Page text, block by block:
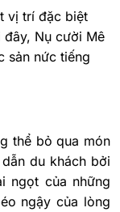
vị trí đặc biệt
Nụ cười Mê
sản nức tiếng
thể bỏ qua món
du khách bởi
ngọt của những
ngậy của lòng